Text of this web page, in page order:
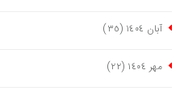
آبان ١٤٠٤ (٣٥)
مهر ١٤٠٤ (٢٢)